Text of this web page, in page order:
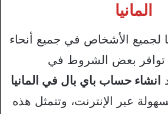
المانيا
لجميع الأشخاص في جميع أنحاء
توافر بعض الشروط في
انشاء حساب باي بال في المانيا
عبر الإنترنت، وتتمثل هذه